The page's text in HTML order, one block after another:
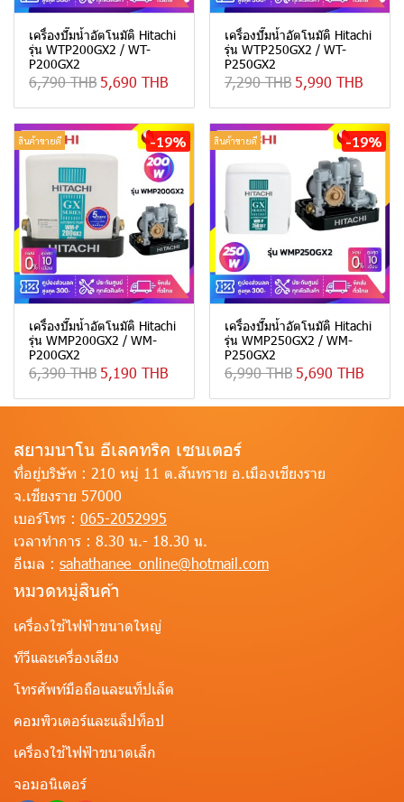
เครื่องปั๊มน้ำอัตโนมัติ Hitachi
รุ่น WTP200GX2 / WT-
P200GX2
6,790 THB 5,690 THB
เครื่องปั๊มน้ำอัตโนมัติ Hitachi
รุ่น WTP250GX2 / WT-
P250GX2
7,290 THB 5,990 THB
สินค้าขายดี -19%
เครื่องปั๊มน้ำอัตโนมัติ Hitachi
รุ่น WMP200GX2 / WM-
P200GX2
6,390 THB 5,190 THB
สินค้าขายดี -19%
เครื่องปั๊มน้ำอัตโนมัติ Hitachi
รุ่น WMP250GX2 / WM-
P250GX2
6,990 THB 5,690 THB
สยามนาโน อีเลคทริค เซนเตอร์
ที่อยู่บริษัท : 210 หมู่ 11 ต.สันทราย อ.เมืองเชียงราย
จ.เชียงราย 57000
เบอร์โทร : 065-2052995
เวลาทำการ : 8.30 น.- 18.30 น.
อีเมล : sahathanee_online@hotmail.com
หมวดหมู่สินค้า
เครื่องใช้ไฟฟ้าขนาดใหญ่
ทีวีและเครื่องเสียง
โทรศัพท์มือถือและแท็ปเล็ต
คอมพิวเตอร์และแล็ปท็อป
เครื่องใช้ไฟฟ้าขนาดเล็ก
จอมอนิเตอร์